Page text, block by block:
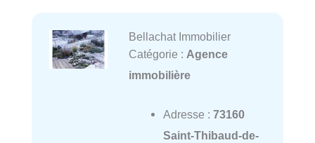
Bellachat Immobilier
Catégorie : Agence
immobilière
Adresse : 73160
Saint-Thibaud-de-